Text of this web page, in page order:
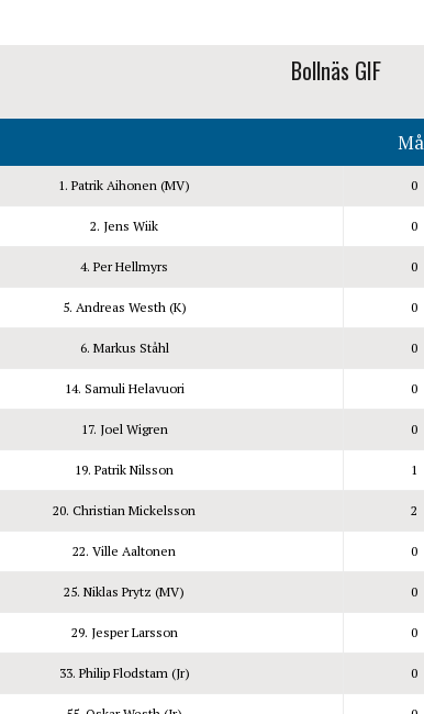
Bollnäs GIF
1. Patrik Aihonen (MV) 0
2. Jens Wiik 0
4. Per Hellmyrs 0
5. Andreas Westh (K) 0
6. Markus Ståhl 0
14. Samuli Helavuori 0
17. Joel Wigren 0
19. Patrik Nilsson 1
20. Christian Mickelsson 2
22. Ville Aaltonen 0
25. Niklas Prytz (MV) 0
29. Jesper Larsson 0
33. Philip Flodstam (Jr) 0